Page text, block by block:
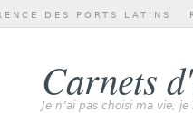
Carnets
Je n’ai pas choisi ma vie, je
DES PORTS LATINS